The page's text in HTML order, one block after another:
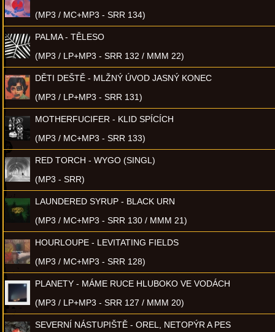
(MP3 / MC+MP3 - SRR 134)
PALMA - TĚLESO
(MP3 / LP+MP3 - SRR 132 / MMM 22)
DĚTI DEŠTĚ - MLŽNÝ ÚVOD JASNÝ KONEC
(MP3 / LP+MP3 - SRR 131)
MOTHERFUCIFER - KLID SPÍCÍCH
(MP3 / MC+MP3 - SRR 133)
RED TORCH - WYGO (SINGL)
(MP3 - SRR)
LAUNDERED SYRUP - BLACK URN
(MP3 / MC+MP3 - SRR 130 / MMM 21)
HOURLOUPE - LEVITATING FIELDS
(MP3 / MC+MP3 - SRR 128)
PLANETY - MÁME RUCE HLUBOKO VE VODÁCH
(MP3 / LP+MP3 - SRR 127 / MMM 20)
SEVERNÍ NÁSTUPIŠTĚ - OREL, NETOPÝR A PES